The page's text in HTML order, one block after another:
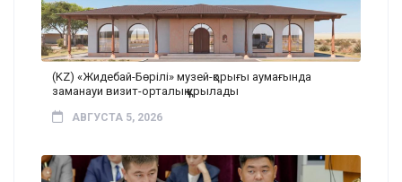
(KZ) «Жидебай-Бөрілі» музей-қорығы аумағында
заманауи визит-орталық құрылады
АВГУСТА 5, 2026